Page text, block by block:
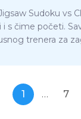
Sudoku vs
i s čime početi.
trenera za
1 … 7